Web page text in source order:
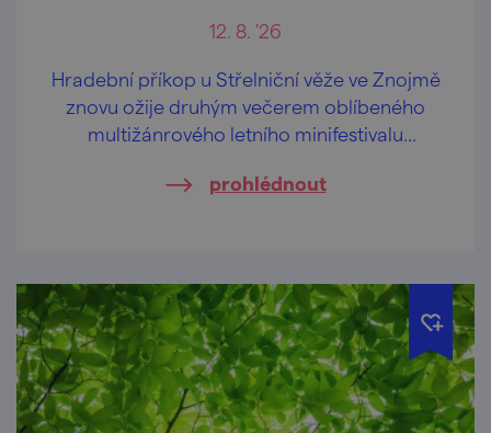
12. 8. '26
Hradební příkop u Střelniční věže ve Znojmě
znovu ožije druhým večerem oblíbeného
multižánrového letního minifestivalu
prohlédnout